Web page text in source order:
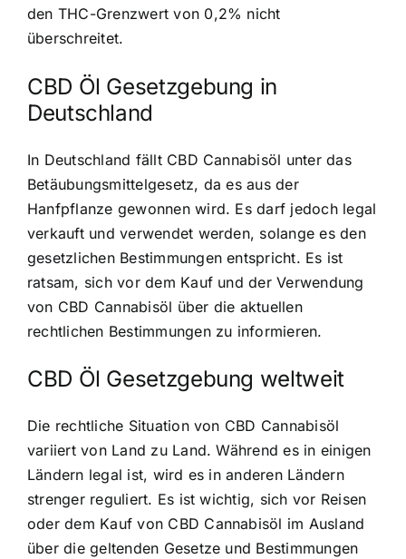
den THC-Grenzwert von 0,2% nicht
überschreitet.
CBD Öl Gesetzgebung in
Deutschland
In Deutschland fällt CBD Cannabisöl unter das
Betäubungsmittelgesetz, da es aus der
Hanfpflanze gewonnen wird. Es darf jedoch legal
verkauft und verwendet werden, solange es den
gesetzlichen Bestimmungen entspricht. Es ist
ratsam, sich vor dem Kauf und der Verwendung
von CBD Cannabisöl über die aktuellen
rechtlichen Bestimmungen zu informieren.
CBD Öl Gesetzgebung weltweit
Die rechtliche Situation von CBD Cannabisöl
variiert von Land zu Land. Während es in einigen
Ländern legal ist, wird es in anderen Ländern
strenger reguliert. Es ist wichtig, sich vor Reisen
oder dem Kauf von CBD Cannabisöl im Ausland
über die geltenden Gesetze und Bestimmungen